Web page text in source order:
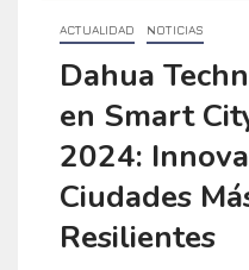
ACTUALIDAD NOTICIAS
Dahua
en Smart
2024:
Ciudades
Resilientes